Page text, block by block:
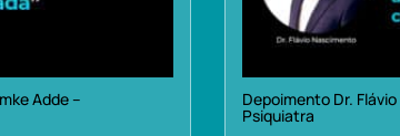
Adde – Depoimento Dr.
Psiquiatra